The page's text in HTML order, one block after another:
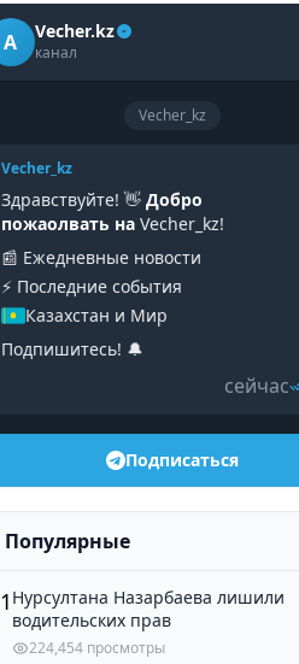
A Vecher.kz
канал
Vecher_kz
Vecher_kz
Здравствуйте! 👋 Добро
пожаолвать наVecher_kz!
📰 Ежедневные новости
⚡️ Последние события
Казахстан и Мир
Подпишитесь! 🔔
сейчас
Подписаться
Популярные
1 Нурсултана Назарбаева лишили
водительских прав
224,454 просмотры